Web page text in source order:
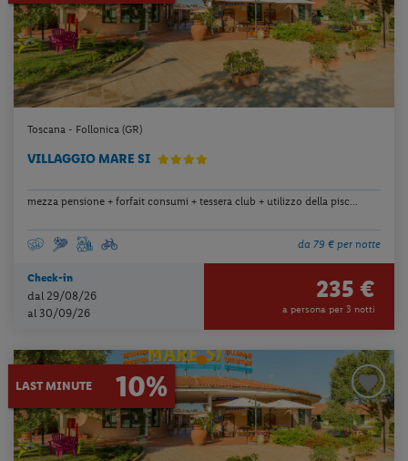
Toscana - Follonica (GR)
VILLAGGIO MARE SI
mezza pensione + forfait consumi + tessera club + utilizzo della pisc...
da 79 € per notte
Check-in
dal 29/08/26
al 30/09/26
235 €
a persona per 3 notti
LAST MINUTE 10%